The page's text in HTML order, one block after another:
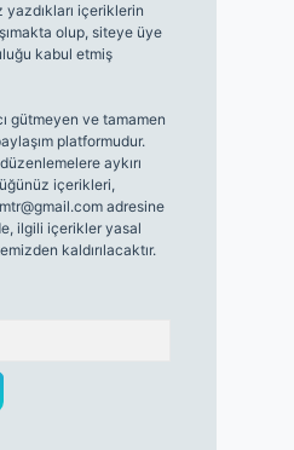
içeriklerin
olup, siteye üye
kabul etmiş
gütmeyen ve tamamen
platformudur.
aykırı
içerikleri,
adresine
ilgili içerikler yasal
kaldırılacaktır.